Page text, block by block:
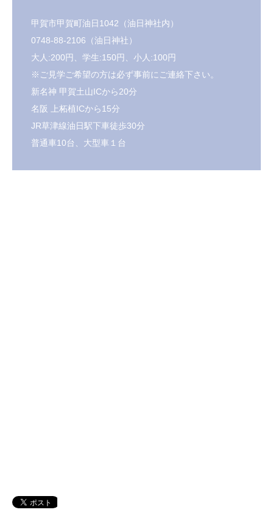
甲賀市甲賀町油日1042（油日神社内）
0748-88-2106（油日神社）
大人:200円、学生:150円、小人:100円
※ご見学ご希望の方は必ず事前にご連絡下さい。
新名神 甲賀土山ICから20分
名阪 上柘植ICから15分
JR草津線油日駅下車徒歩30分
普通車10台、大型車１台